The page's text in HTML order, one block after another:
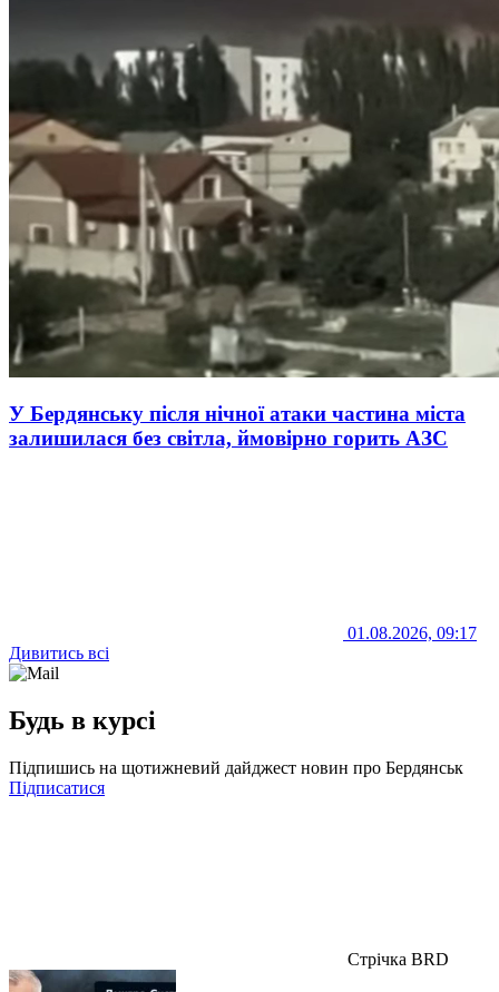
У Бердянську після нічної атаки частина міста
залишилася без світла, ймовірно горить АЗС
01.08.2026, 09:17
Дивитись всі
Будь в курсі
Підпишись на щотижневий дайджест новин про Бердянськ
Підписатися
Стрічка BRD